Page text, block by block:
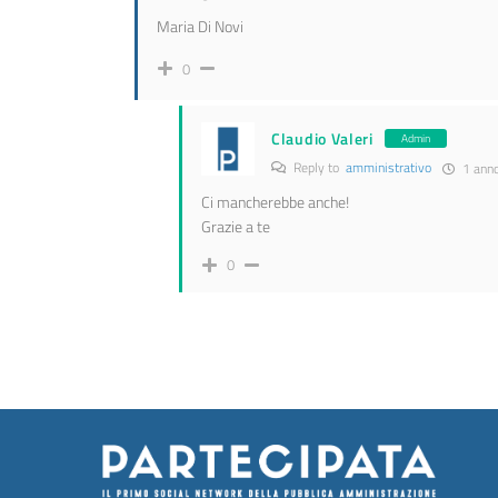
Maria Di Novi
0
Claudio Valeri Admin
Reply to amministrativo 1
Ci mancherebbe anche!
Grazie a te
0